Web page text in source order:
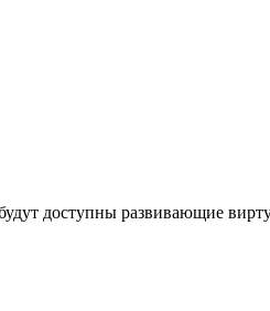
доступны развивающие